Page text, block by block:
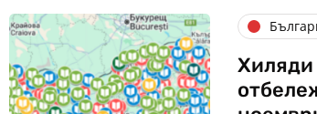
Хиляди